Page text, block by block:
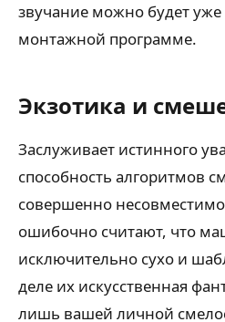
звучание можно будет уже
монтажной программе.
Экзотика и
Заслуживает истинного
способность алгоритмов
совершенно
ошибочно считают, что
исключительно сухо и
деле их искусственная
лишь вашей личной